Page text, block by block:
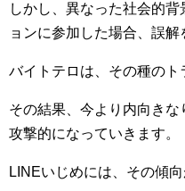
しかし、異なった社会的
ョンに参加した場合、誤解
バイトテロは、その種のト
その結果、今より内向きな
攻撃的になっていきます。
LINEいじめには、その傾向